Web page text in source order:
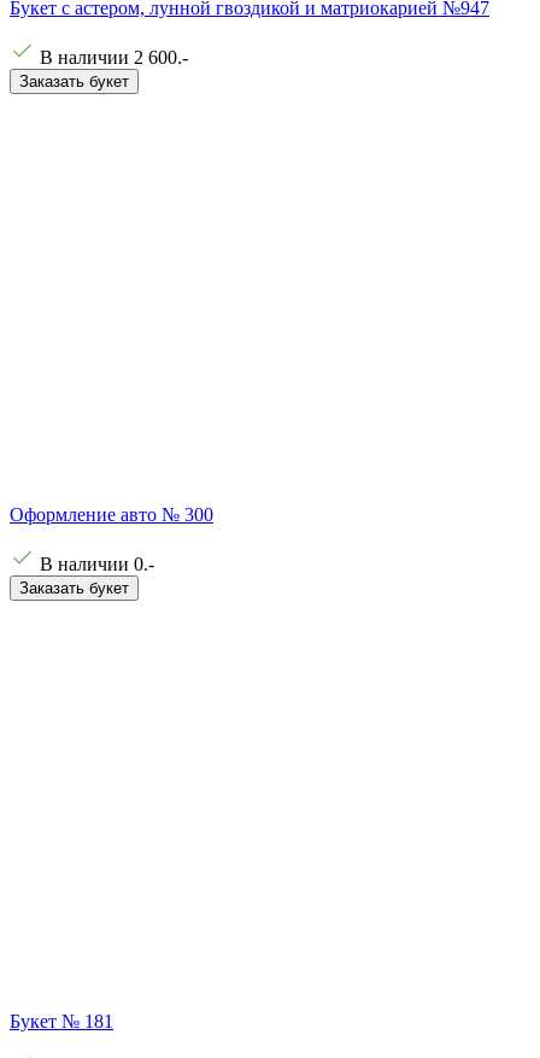
Букет с астером, лунной гвоздикой и матриокарией №947
В наличии 2 600.-
Заказать букет
Оформление авто № 300
В наличии 0.-
Заказать букет
Букет № 181